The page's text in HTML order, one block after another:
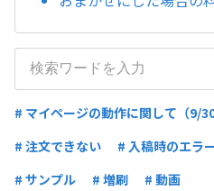
# マイページの動作に関して（9/30
# 注文できない
# 入稿時のエラ
# サンプル
# 増刷 # 動画